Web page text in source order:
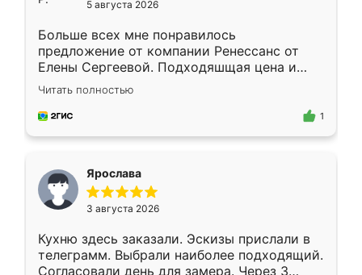
5 августа 2026
Больше всех мне понравилось
предложение от компании Ренессанс от
Елены Сергеевой. Подходяшщая цена и
короткие сроки изготовления. Приехавший
для замера сотрудник Владислав
предложил по моему эскизу самый
Читать полностью
1
Ярослава
3 августа 2026
Кухню здесь заказали. Эскизы прислали в
телеграмм. Выбрали наиболее подходящий.
Согласовали день для замера. Через 3